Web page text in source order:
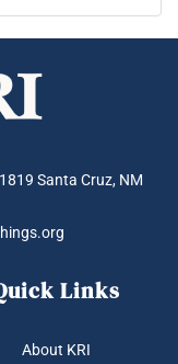
Santa Cruz, NM
Links
About KRI